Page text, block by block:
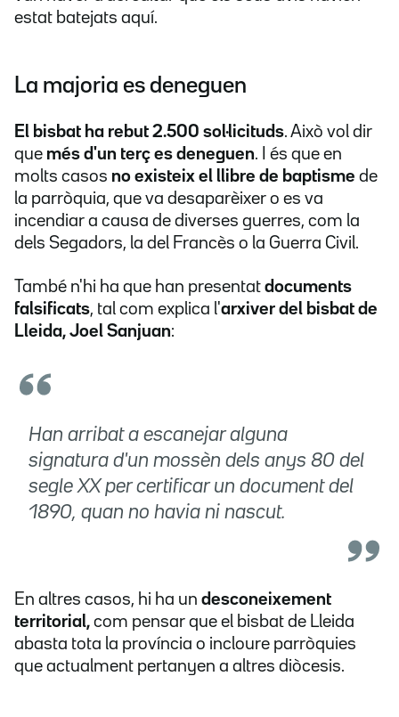
estat batejats aquí.
La majoria es deneguen
El bisbat ha rebut 2.500 sol·licituds. Això vol dir
que més d'un terç es deneguen. I és que en
molts casos no existeix el llibre de baptisme de
la parròquia, que va desaparèixer o es va
incendiar a causa de diverses guerres, com la
dels Segadors, la del Francès o la Guerra Civil.
També n'hi ha que han presentat documents
falsificats, tal com explica l'arxiver del bisbat de
Lleida, Joel Sanjuan:
Han arribat a escanejar alguna
signatura d'un mossèn dels anys 80 del
segle XX per certificar un document del
1890, quan no havia ni nascut.
En altres casos, hi ha un desconeixement
territorial, com pensar que el bisbat de Lleida
abasta tota la província o incloure parròquies
que actualment pertanyen a altres diòcesis.